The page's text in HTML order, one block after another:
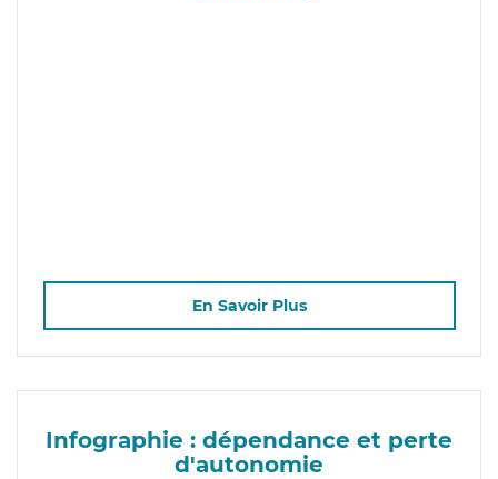
En Savoir Plus
Infographie : dépendance et perte
d'autonomie